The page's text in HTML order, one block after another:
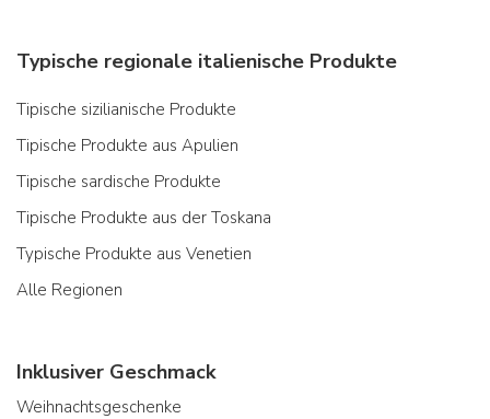
Typische regionale italienische Produkte
Tipische sizilianische Produkte
Tipische Produkte aus Apulien
Tipische sardische Produkte
Tipische Produkte aus der Toskana
Typische Produkte aus Venetien
Alle Regionen
Inklusiver Geschmack
Weihnachtsgeschenke